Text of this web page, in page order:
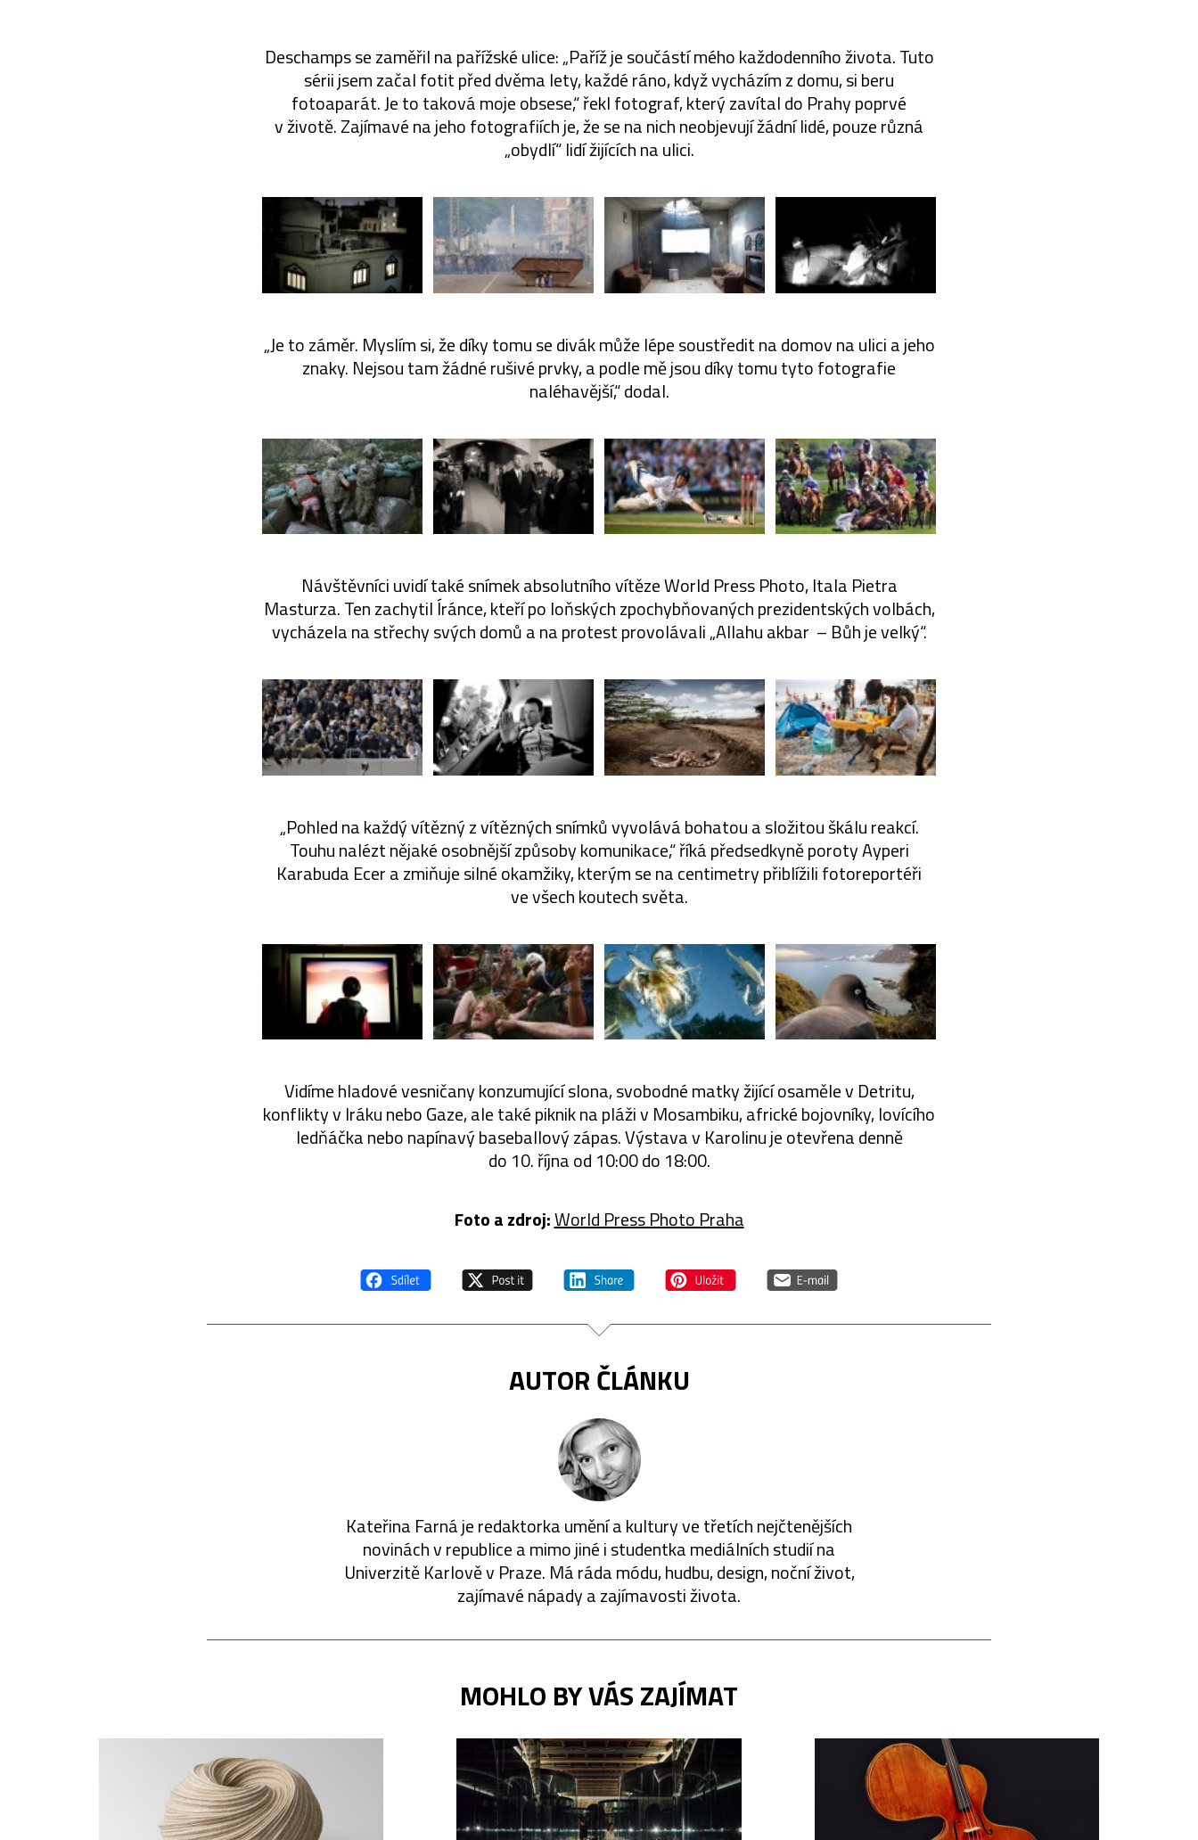
Deschamps se zaměřil na pařížské ulice: „Paříž je součástí mého každodenního života. Tuto
sérii jsem začal fotit před dvěma lety, každé ráno, když vycházím z domu, si beru
fotoaparát. Je to taková moje obsese,“ řekl fotograf, který zavítal do Prahy poprvé
v životě. Zajímavé na jeho fotografiích je, že se na nich neobjevují žádní lidé, pouze různá
„obydlí“ lidí žijících na ulici.
„Je to záměr. Myslím si, že díky tomu se divák může lépe soustředit na domov na ulici a jeho
znaky. Nejsou tam žádné rušivé prvky, a podle mě jsou díky tomu tyto fotografie
naléhavější,“ dodal.
Návštěvníci uvidí také snímek absolutního vítěze World Press Photo, Itala Pietra
Masturza. Ten zachytil Íránce, kteří po loňských zpochybňovaných prezidentských volbách,
vycházela na střechy svých domů a na protest provolávali „Allahu akbar – Bůh je velký“.
„Pohled na každý vítězný z vítězných snímků vyvolává bohatou a složitou škálu reakcí.
Touhu nalézt nějaké osobnější způsoby komunikace,“ říká předsedkyně poroty Ayperi
Karabuda Ecer a zmiňuje silné okamžiky, kterým se na centimetry přiblížili fotoreportéři
ve všech koutech světa.
Vidíme hladové vesničany konzumující slona, svobodné matky žijící osaměle v Detritu,
konflikty v Iráku nebo Gaze, ale také piknik na pláži v Mosambiku, africké bojovníky, lovícího
ledňáčka nebo napínavý baseballový zápas. Výstava v Karolinu je otevřena denně
do 10. října od 10:00 do 18:00.
Foto a zdroj:World Press Photo Praha
AUTOR ČLÁNKU
Kateřina Farná je redaktorka umění a kultury ve třetích nejčtenějších
novinách v republice a mimo jiné i studentka mediálních studií na
Univerzitě Karlově v Praze. Má ráda módu, hudbu, design, noční život,
zajímavé nápady a zajímavosti života.
MOHLO BY VÁS ZAJÍMAT